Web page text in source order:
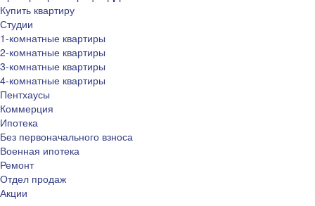
Купить квартиру
Студии
1-комнатные квартиры
2-комнатные квартиры
3-комнатные квартиры
4-комнатные квартиры
Пентхаусы
Коммерция
Ипотека
Без первоначального взноса
Военная ипотека
Ремонт
Отдел продаж
Акции